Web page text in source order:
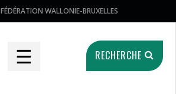
FÉDÉRATION WALLONIE-BRUXELLES
☰ RECHERCHE